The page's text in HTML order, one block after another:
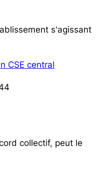
s'agissant
CSE central
collectif, peut le